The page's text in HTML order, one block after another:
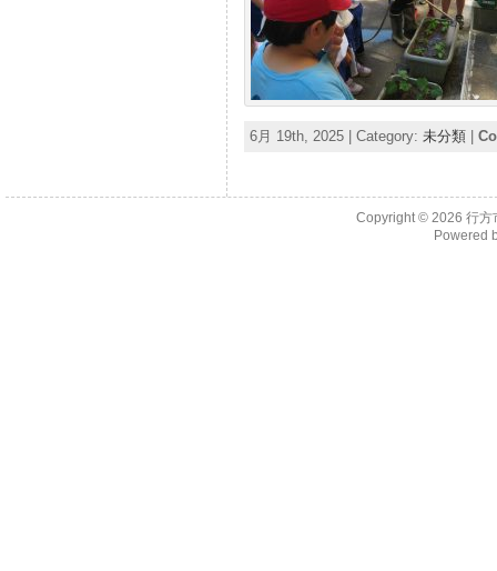
6月 19th, 2025 | Category: 未分類|
Copyright © 2026行方
Powered